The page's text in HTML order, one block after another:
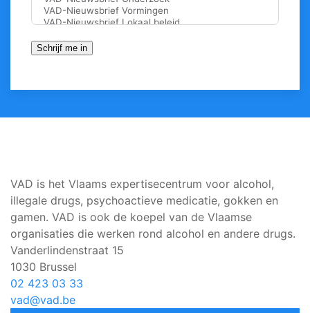
Schrijf me in
VAD is het Vlaams expertisecentrum voor alcohol,
illegale drugs, psychoactieve medicatie, gokken en
gamen. VAD is ook de koepel van de Vlaamse
organisaties die werken rond alcohol en andere drugs.
Vanderlindenstraat 15
1030 Brussel
02 423 03 33
vad@vad.be